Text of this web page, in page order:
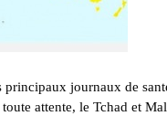
journaux de
attente, le Tchad et